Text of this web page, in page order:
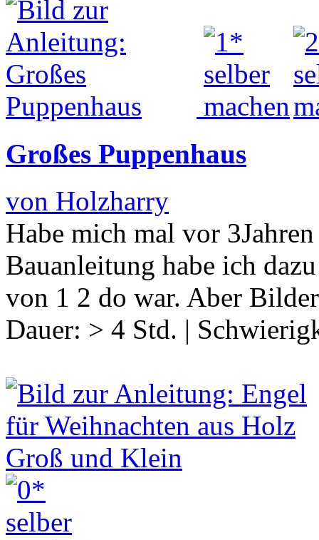
Großes Puppenhaus
von Holzharry
Habe mich mal vor
Bauanleitung habe ich
von 1 2 do war. Aber
Dauer: > 4 Std. |